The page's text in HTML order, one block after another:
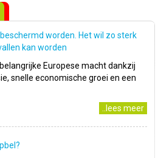
worden. Het wil zo sterk
kan worden
Europese macht dankzij
snelle economische groei en een
..lees meer